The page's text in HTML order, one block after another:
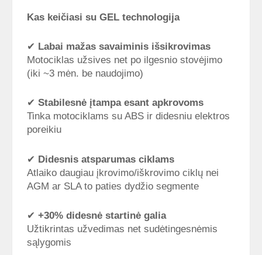
Kas keičiasi su GEL technologija
✔ Labai mažas savaiminis išsikrovimas
Motociklas užsives net po ilgesnio stovėjimo
(iki ~3 mėn. be naudojimo)
✔ Stabilesnė įtampa esant apkrovoms
Tinka motociklams su ABS ir didesniu elektros
poreikiu
✔ Didesnis atsparumas ciklams
Atlaiko daugiau įkrovimo/iškrovimo ciklų nei
AGM ar SLA to paties dydžio segmente
✔ +30% didesnė startinė galia
Užtikrintas užvedimas net sudėtingesnėmis
sąlygomis